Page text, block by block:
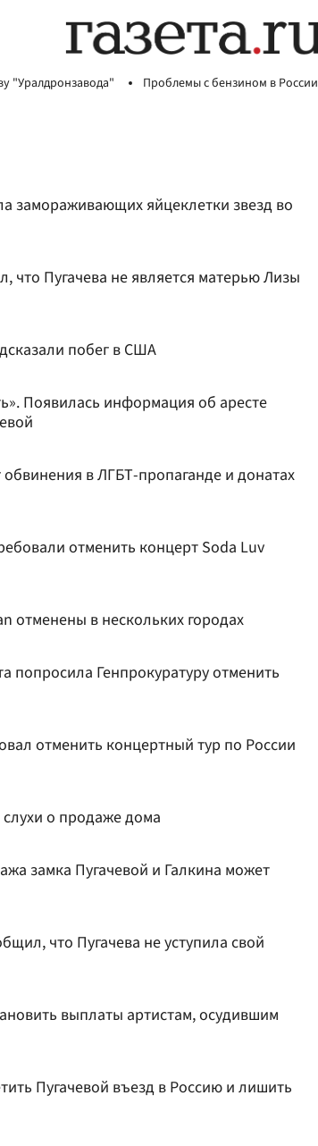
"Уралдронзавода" Проблемы с бензином в России
замораживающих яйцеклетки звезд во
что Пугачева не является матерью Лизы
побег в США
Появилась информация об аресте
в ЛГБТ-пропаганде и донатах
отменить концерт Soda Luv
отменены в нескольких городах
попросила Генпрокуратуру отменить
отменить концертный тур по России
о продаже дома
замка Пугачевой и Галкина может
что Пугачева не уступила свой
выплаты артистам, осудившим
Пугачевой въезд в Россию и лишить